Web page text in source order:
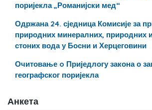
поријекла „Романијски мед“
Одржана 24. сједница Комисије за
природних минералних, природних
стоних вода у Босни и Херцеговини
Очитовање o Приједлогу закона о
географског поријекла
Анкета